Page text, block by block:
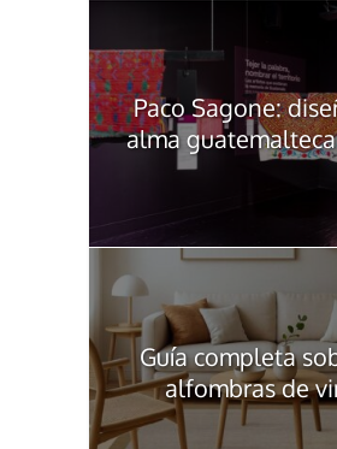
Paco Sagone:
alma
Guía completa
alfombras de